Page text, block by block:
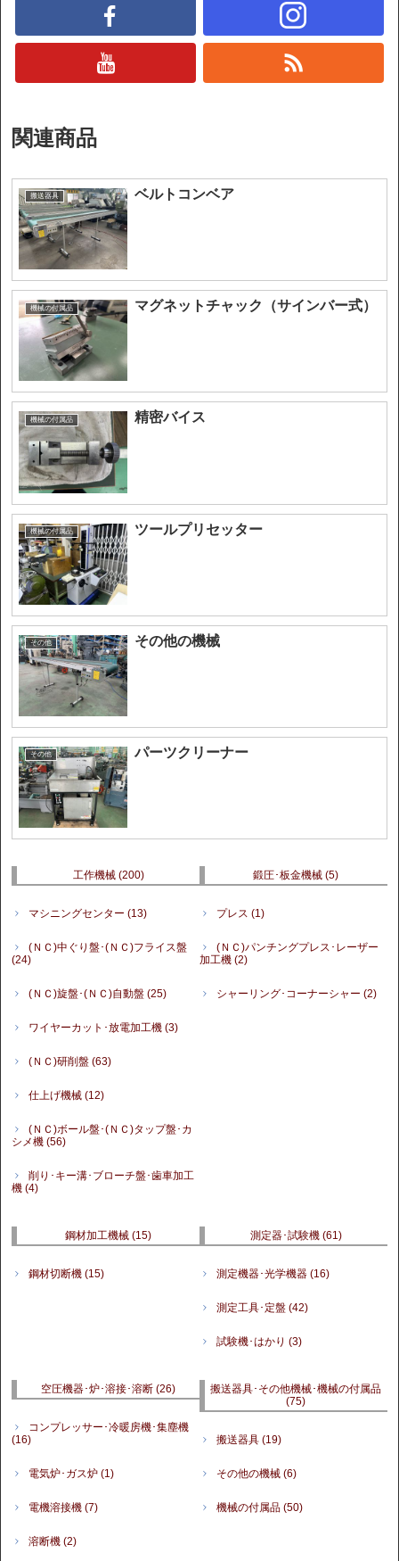
関連商品
搬送器具 ベルトコンベア
機械の付属品 マグネットチャック（サインバー式）
機械の付属品 精密バイス
機械の付属品 ツールプリセッター
その他 その他の機械
その他 パーツクリーナー
工作機械 (200)
マシニングセンター(13)
(ＮＣ)中ぐり盤･(ＮＣ)フライス盤
(24)
(ＮＣ)旋盤･(ＮＣ)自動盤(25)
ワイヤーカット･放電加工機(3)
(ＮＣ)研削盤(63)
仕上げ機械(12)
(ＮＣ)ボール盤･(ＮＣ)タップ盤･カ
シメ機(56)
削り･キー溝･ブローチ盤･歯車加工
機(4)
鍛圧･板金機械(5)
プレス (1)
(ＮＣ)パンチングプレス･レーザー
加工機 (2)
シャーリング･コーナーシャー (2)
鋼材加工機械(15)
鋼材切断機(15)
測定器･試験機 (61)
測定機器･光学機器 (16)
測定工具･定盤 (42)
試験機･はかり (3)
空圧機器･炉･溶接･溶断(26)
コンプレッサー･冷暖房機･集塵機
(16)
電気炉･ガス炉(1)
電機溶接機(7)
溶断機(2)
搬送器具･その他機械･機械の付属品
(75)
搬送器具 (19)
その他の機械 (6)
機械の付属品 (50)